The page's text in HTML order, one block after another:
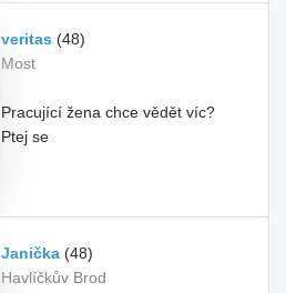
veritas (48)
Most
Pracující žena chce vědět víc?
Ptej se
Janička (48)
Havlíčkův Brod